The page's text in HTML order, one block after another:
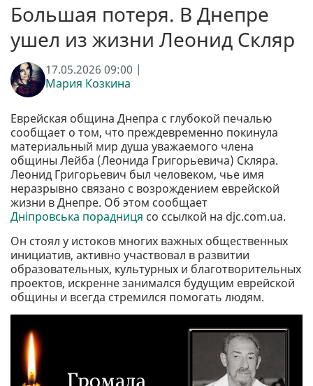
Большая потеря. В Днепре
ушел из жизни Леонид Скляр
17.05.2026 09:00 |
Мария Козкина
Еврейская община Днепра с глубокой печалью
сообщает о том, что преждевременно покинула
материальный мир душа уважаемого члена
общины Лейба (Леонида Григорьевича) Скляра.
Леонид Григорьевич был человеком, чье имя
неразрывно связано с возрождением еврейской
жизни в Днепре. Об этом сообщает
Дніпровська порадниця со ссылкой на djc.com.ua.
Он стоял у истоков многих важных общественных
инициатив, активно участвовал в развитии
образовательных, культурных и благотворительных
проектов, искренне занимался будущим еврейской
общины и всегда стремился помогать людям.